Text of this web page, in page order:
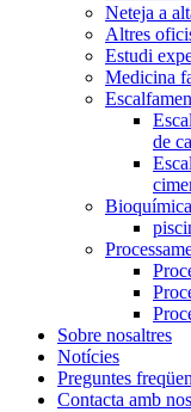
Neteja a
Altres
Estudi
Medicina
de
Bioquímica
Sobre nosaltres
Notícies
Preguntes
Contacta amb